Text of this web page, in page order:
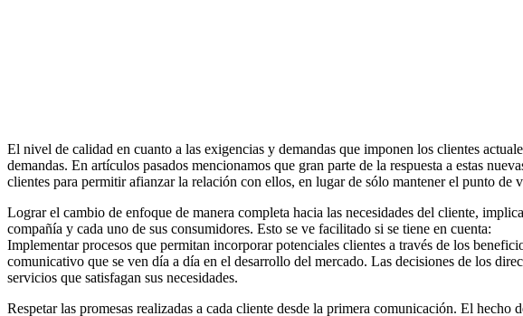
El nivel de calidad en cuanto a las exigencias y demandas que imponen los clientes
demandas. En artículos pasados mencionamos que gran parte de la respuesta a estas
clientes para permitir afianzar la relación con ellos, en lugar de sólo mantener el punto de
Lograr el cambio de enfoque de manera completa hacia las necesidades del cliente,
compañía y cada uno de sus consumidores. Esto se ve facilitado si se tiene en cuenta:
Implementar procesos que permitan incorporar potenciales clientes a través de los
comunicativo que se ven día a día en el desarrollo del mercado. Las decisiones de los
servicios que satisfagan sus necesidades.
Respetar las promesas realizadas a cada cliente desde la primera comunicación. El